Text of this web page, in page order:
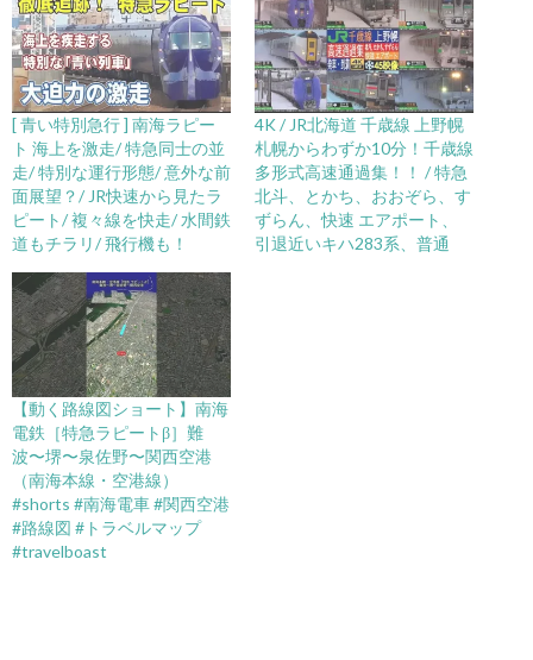
[ 青い特別急行 ] 南海ラピー
ト 海上を激走/ 特急同士の並
走/ 特別な運行形態/ 意外な前
面展望？/ JR快速から見たラ
ピート/ 複々線を快走/ 水間鉄
道もチラリ/ 飛行機も！
4K / JR北海道 千歳線 上野幌
札幌からわずか10分！千歳線
多形式高速通過集！！ / 特急
北斗、とかち、おおぞら、す
ずらん、快速 エアポート、
引退近いキハ283系、普通
【動く路線図ショート】南海
電鉄［特急ラピートβ］難
波〜堺〜泉佐野〜関西空港
（南海本線・空港線）
#shorts #南海電車 #関西空港
#路線図 #トラベルマップ
#travelboast